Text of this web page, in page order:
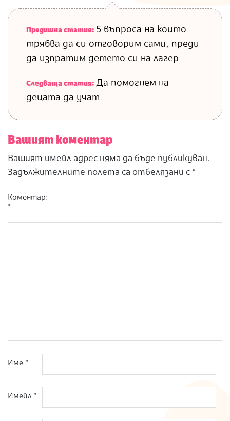
Предишна статия: 5 въпроса на които
трябва да си отговорим сами, преди
да изпратим детето си на лагер
Следваща статия: Да помогнем на
децата да учат
Вашият коментар
Вашият имейл адрес няма да бъде публикуван.
Задължителните полета са отбелязани с *
Коментар:
*
Име *
Имейл *